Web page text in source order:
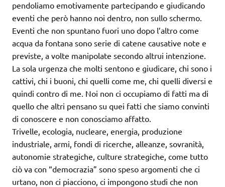
pendoliamo emotivamente partecipando e giudicando
eventi che però hanno noi dentro, non sullo schermo.
Eventi che non spuntano fuori uno dopo l’altro come
acqua da fontana sono serie di catene causative note e
previste, a volte manipolate secondo altrui intenzione.
La sola urgenza che molti sentono e giudicare, chi sono i
cattivi, chi i buoni, chi quelli come me, chi quelli diversi e
quindi contro di me. Noi non ci occupiamo di fatti ma di
quello che altri pensano su quei fatti che siamo convinti
di conoscere e non conosciamo affatto.
Trivelle, ecologia, nucleare, energia, produzione
industriale, armi, fondi di ricerche, alleanze, sovranità,
autonomie strategiche, culture strategiche, come tutto
ciò va con “democrazia” sono speso argomenti che ci
urtano, non ci piacciono, ci impongono studi che non